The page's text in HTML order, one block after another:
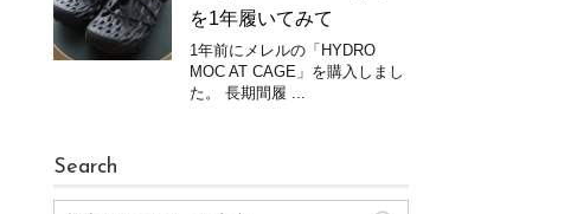
を1年履いてみて
1年前にメレルの「HYDRO
MOC AT CAGE」を購入しまし
た。 長期間履 ...
Search